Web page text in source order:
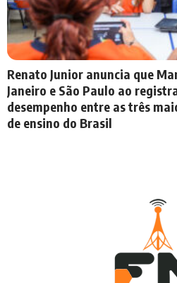
Renato Junior anuncia que
Janeiro e São Paulo ao
desempenho entre as três
de ensino do Brasil